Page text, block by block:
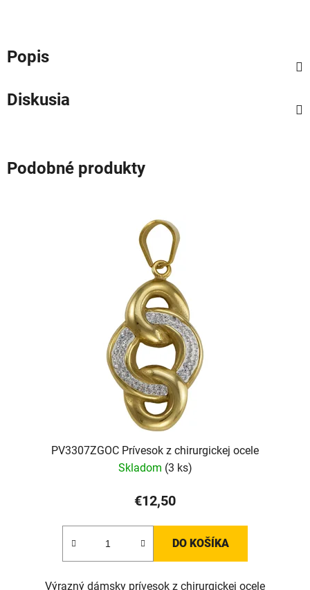
Popis
Diskusia
Podobné produkty
PV3307ZGOC Prívesok z chirurgickej ocele
Skladom (3 ks)
€12,50
DO KOŠÍKA
Výrazný dámsky prívesok z chirurgickej ocele